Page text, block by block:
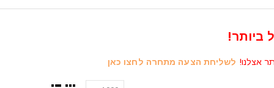
ביותר!
אצלנו! לשליחת הצעה מתחרה לחצו כאן